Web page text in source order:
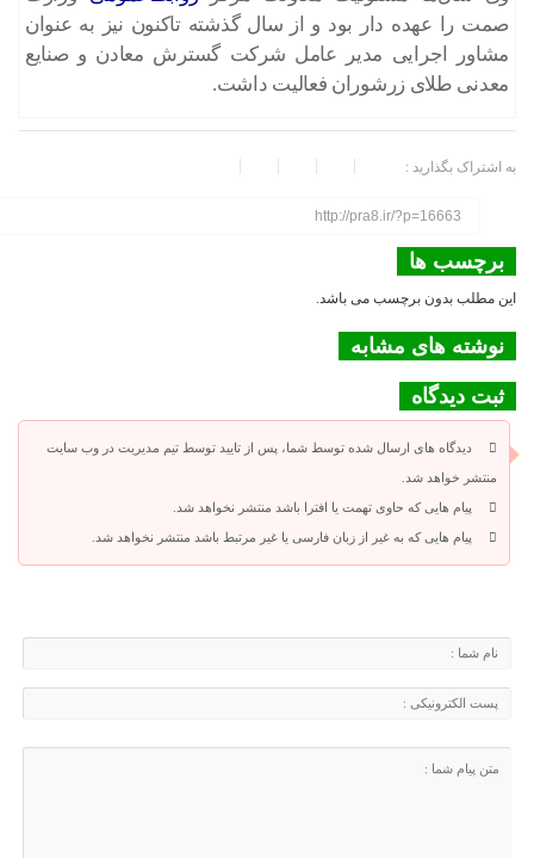
صمت را عهده دار بود و از سال گذشته تاکنون نیز به عنوان
مشاور اجرایی مدیر عامل شرکت گسترش معادن و صنایع
معدنی طلای زرشوران فعالیت داشت.
به اشتراک بگذارید :
http://pra8.ir/?p=16663
برچسب ها
این مطلب بدون برچسب می باشد.
نوشته های مشابه
ثبت دیدگاه
دیدگاه های ارسال شده توسط شما، پس از تایید توسط تیم مدیریت در وب سایت
منتشر خواهد شد.
پیام هایی که حاوی تهمت یا افترا باشد منتشر نخواهد شد.
پیام هایی که به غیر از زبان فارسی یا غیر مرتبط باشد منتشر نخواهد شد.